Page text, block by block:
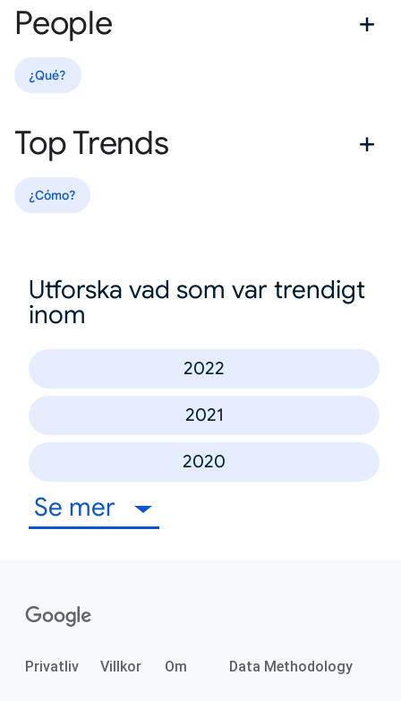
People
¿Qué?
Top Trends
¿Cómo?
Utforska vad som var trendigt
inom
2022
2021
2020
Se mer
Privatliv Villkor Om Data Methodology